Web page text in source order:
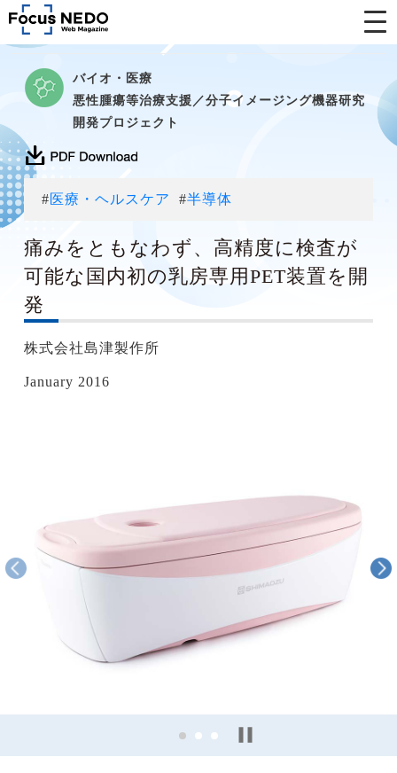
バイオ・医療
悪性腫瘍等治療支援／分子イメージング機器研究
開発プロジェクト
#医療・ヘルスケア #半導体
痛みをともなわず、高精度に検査が
可能な国内初の乳房専用PET装置を開
発
株式会社島津製作所
January 2016